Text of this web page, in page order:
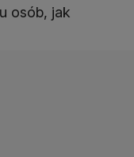
osób, jak